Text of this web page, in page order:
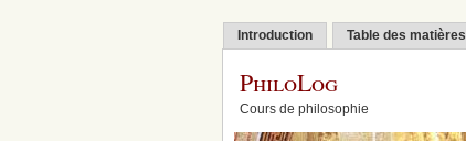
Introduction Table des matières
PhiloLog
Cours de philosophie